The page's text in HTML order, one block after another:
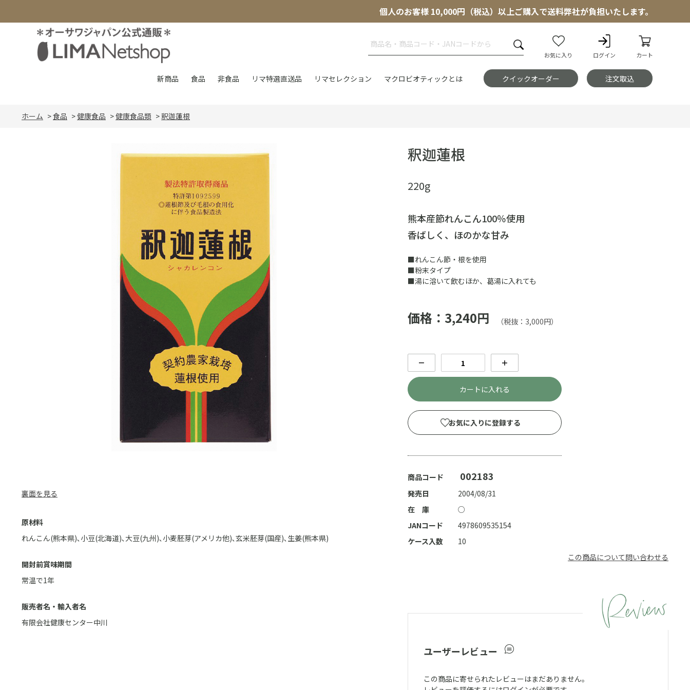
個人のお客様 10,000円（税込）以上ご購入で送料弊社が負担いたします。
お気に入り ログイン カート
新商品 食品 非食品 リマ特選直送品 リマセレクション マクロビオティックとは クイックオーダー 注文取込
ホーム >食品 >健康食品 >健康食品類 >釈迦蓮根
裏面を見る
原材料
れんこん(熊本県)､小豆(北海道)､大豆(九州)､小麦胚芽(アメリカ他)､玄米胚芽(国産)､生姜(熊本県)
開封前賞味期間
常温で1年
販売者名・輸入者名
有限会社健康センター中川
釈迦蓮根
220g
熊本産節れんこん100％使用
香ばしく、ほのかな甘み
■れんこん節・根を使用
■粉末タイプ
■湯に溶いて飲むほか、葛湯に入れても
価格：3,240円 （税抜：3,000円）
商品コード 002183
発売日
2004/08/31
在 庫
○
－ ＋
カートに入れる
お気に入りに登録する
JANコード
4978609535154
ケース入数
10
この商品について問い合わせる
ユーザーレビュー
この商品に寄せられたレビューはまだありません。